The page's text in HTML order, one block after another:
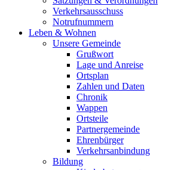
Verkehrsausschuss
Notrufnummern
Leben & Wohnen
Unsere Gemeinde
Grußwort
Lage und Anreise
Ortsplan
Zahlen und Daten
Chronik
Wappen
Ortsteile
Partnergemeinde
Ehrenbürger
Verkehrsanbindung
Bildung